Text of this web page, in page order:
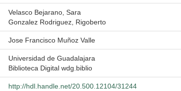
Velasco Bejarano, Sara
Gonzalez Rodriguez, Rigoberto
Jose Francisco Muñoz Valle
Universidad de Guadalajara
Biblioteca Digital wdg.biblio
http://hdl.handle.net/20.500.12104/31244